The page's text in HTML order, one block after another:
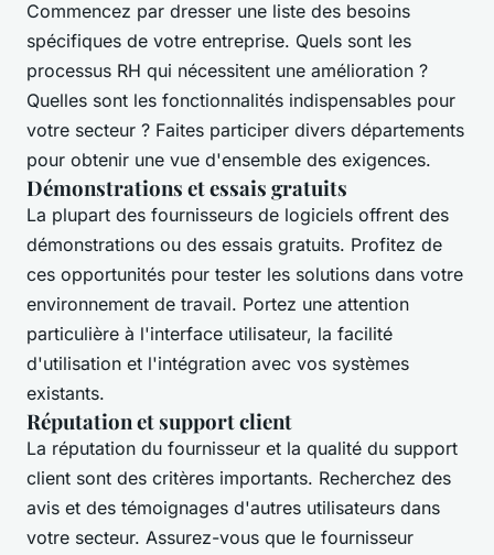
Commencez par dresser une liste des besoins
spécifiques de votre entreprise. Quels sont les
processus RH qui nécessitent une amélioration ?
Quelles sont les fonctionnalités indispensables pour
votre secteur ? Faites participer divers départements
pour obtenir une vue d'ensemble des exigences.
Démonstrations et essais gratuits
La plupart des fournisseurs de logiciels offrent des
démonstrations ou des essais gratuits. Profitez de
ces opportunités pour tester les solutions dans votre
environnement de travail. Portez une attention
particulière à l'interface utilisateur, la facilité
d'utilisation et l'intégration avec vos systèmes
existants.
Réputation et support client
La réputation du fournisseur et la qualité du support
client sont des critères importants. Recherchez des
avis et des témoignages d'autres utilisateurs dans
votre secteur. Assurez-vous que le fournisseur